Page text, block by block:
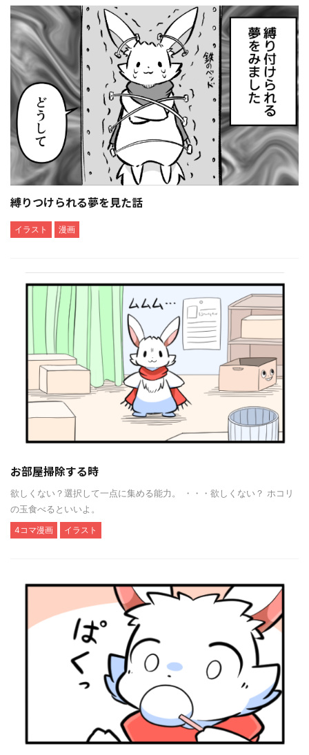
縛りつけられる夢を見た話
イラスト 漫画
お部屋掃除する時
欲しくない？選択して一点に集める能力。 ・・・欲しくない？ ホコリ
の玉食べるといいよ。
4コマ漫画 イラスト